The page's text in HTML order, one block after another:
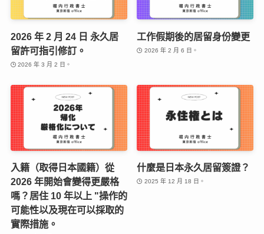
2026 年 2 月 24 日 永久居
留許可指引修訂。
2026 年 3 月 2 日。
工作假期後的居留身份變更
2026 年 2 月 6 日。
入籍（取得日本國籍）從
2026 年開始會變得更嚴格
嗎？居住 10 年以上 "操作的
可能性以及現在可以採取的
實際措施。
什麼是日本永久居留簽證？
2025 年 12 月 18 日。